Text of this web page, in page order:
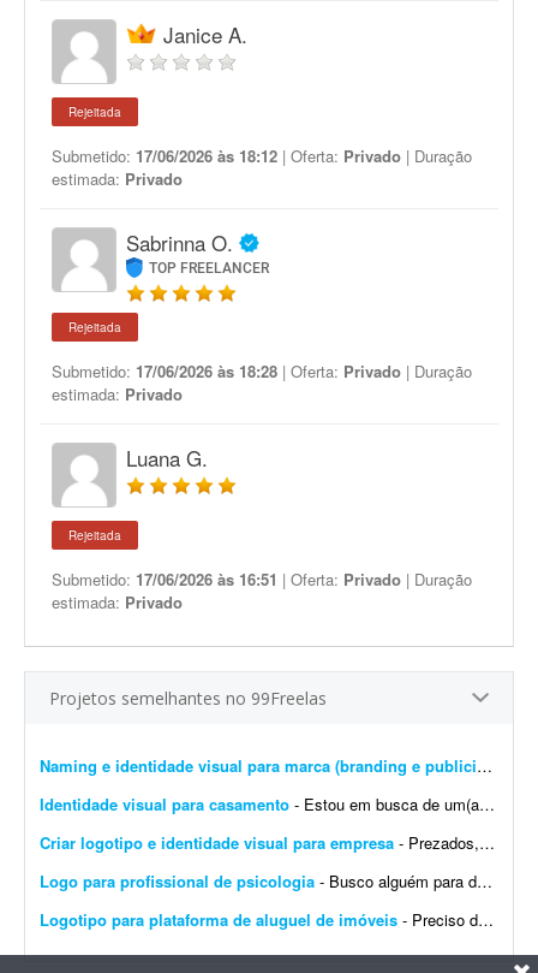
Janice A.
Rejeitada
Submetido: 17/06/2026 às 18:12 | Oferta: Privado | Duração
estimada: Privado
Sabrinna O.
TOP FREELANCER
Rejeitada
Submetido: 17/06/2026 às 18:28 | Oferta: Privado | Duração
estimada: Privado
Luana G.
Rejeitada
Submetido: 17/06/2026 às 16:51 | Oferta: Privado | Duração
estimada: Privado
Projetos semelhantes no 99Freelas
Naming e identidade visual para marca (branding e publicidade)
Identidade visual para casamento - Estou em busca de um(a) designer para desenvolver a identidade visual para o meu casamento. O estilo será inspirado no universo medieval/encantado; temos como referência O Senhor dos A...
Criar logotipo e identidade visual para empresa - Prezados, tenho uma pessoa em mente para o trabalho e a direcionarei a este projeto. Trata-se da criação de logotipo e identidade visual para a empresa do agronegócio Agromation.
Logo para profissional de psicologia - Busco alguém para desenvolver uma identidade visual para meu instagram como profissional de psicologia.
Logotipo para plataforma de aluguel de imóveis - Preciso de um designer para produzir os arquivos finais de um logotipo já 100% definido. Não é um trabalho de criação ou conceito - o logotipo, as cores, a tipogr...